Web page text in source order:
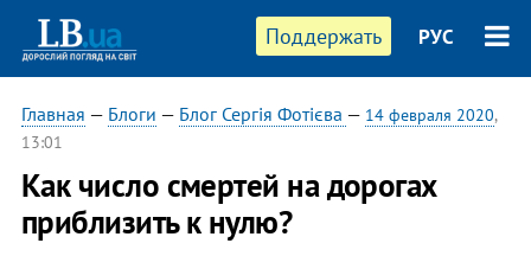
Поддержать РУС
Главная — Блоги — Блог Сергія Фотієва — 14 февраля 2020,
13:01
Как число смертей на дорогах
приблизить к нулю?